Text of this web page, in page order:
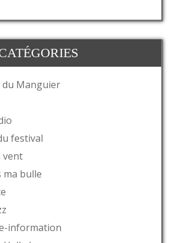
Manguier
festival
vent
ma bulle
information